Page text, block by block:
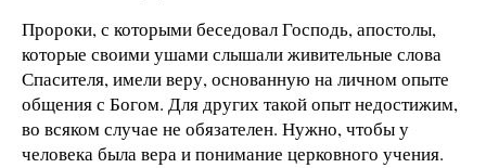
Пророки, с которыми беседовал Господь, апостолы,
которые своими ушами слышали живительные слова
Спасителя, имели веру, основанную на личном опыте
общения с Богом. Для других такой опыт недостижим,
во всяком случае не обязателен. Нужно, чтобы у
человека была вера и понимание церковного учения.